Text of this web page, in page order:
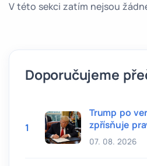
V této sekci zatím nejsou
Doporučujeme
1
Trump po
zpřísňuje
USA
07. 08. 2026